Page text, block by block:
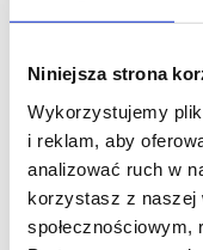
Niniejsza strona
Wykorzystujemy
i reklam, aby
analizować ruch w
korzystasz z naszej
społecznościowym,
Produkty do
Miniwieże
Kolumny
Kolumny
Produkty
Puszki podłogowe
Seria KGT -